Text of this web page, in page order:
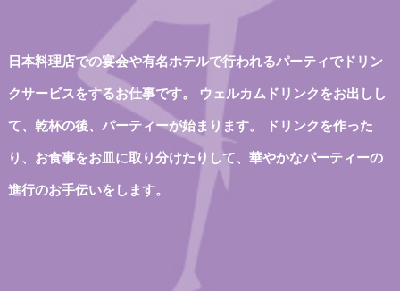
日本料理店での宴会や有名ホテルで行われるパーティでドリン
クサービスをするお仕事です。 ウェルカムドリンクをお出しし
て、乾杯の後、パーティーが始まります。 ドリンクを作った
り、お食事をお皿に取り分けたりして、華やかなパーティーの
進行のお手伝いをします。